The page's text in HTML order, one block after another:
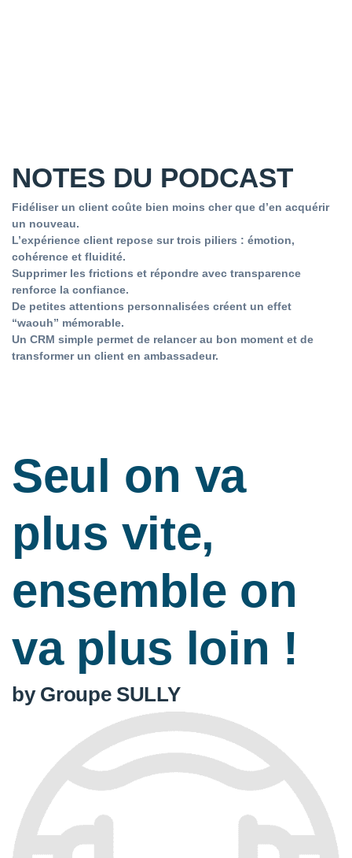
NOTES DU PODCAST
Fidéliser un client coûte bien moins cher que d’en acquérir
un nouveau.
L’expérience client repose sur trois piliers : émotion,
cohérence et fluidité.
Supprimer les frictions et répondre avec transparence
renforce la confiance.
De petites attentions personnalisées créent un effet
“waouh” mémorable.
Un CRM simple permet de relancer au bon moment et de
transformer un client en ambassadeur.
Seul on va
plus vite,
ensemble on
va plus loin !
by Groupe SULLY